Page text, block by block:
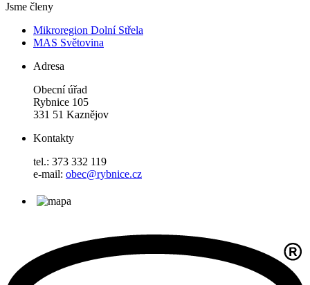
Jsme členy
Mikroregion Dolní Střela
MAS Světovina
Adresa
Obecní úřad
Rybnice 105
331 51 Kaznějov
Kontakty
tel.: 373 332 119
e-mail: obec@rybnice.cz